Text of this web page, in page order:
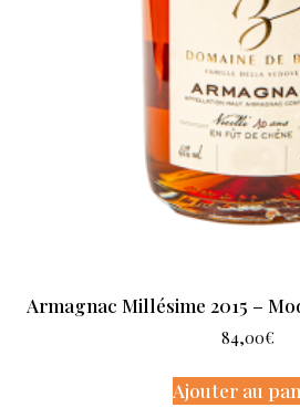
Armagnac Millésime 2015 –
84,00€
Ajouter au